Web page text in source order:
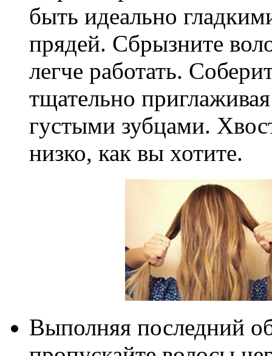
быть идеально
прядей. Сбрызните
легче работать.
тщательно
густыми зубцами.
низко, как вы хотите.
Выполняя последний